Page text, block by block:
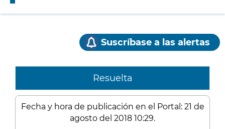
Suscríbase a las alertas
Resuelta
Fecha y hora de publicación en el Portal: 21 de
agosto del 2018 10:29.